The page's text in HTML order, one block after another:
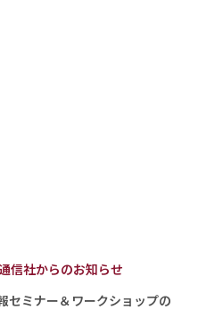
信社からのお知らせ
ミナー＆ワークショップの